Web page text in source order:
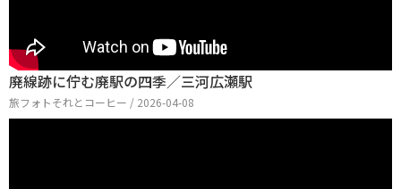
廃線跡に佇む廃駅の四季／三河広瀬駅
旅フォトそれとコーヒー / 2026-04-08